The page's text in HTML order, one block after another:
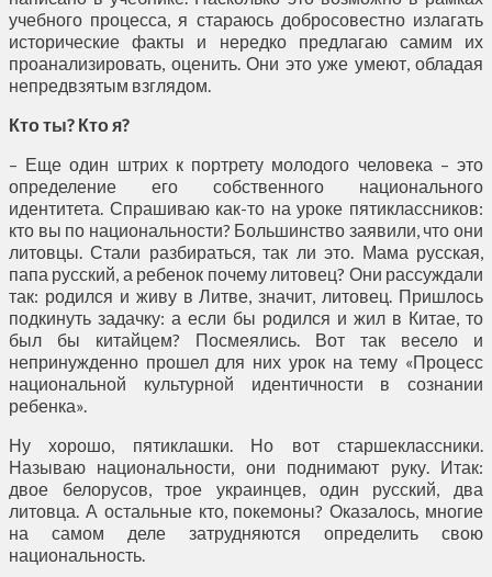
учебного процесса, я стараюсь добросовестно излагать
исторические факты и нередко предлагаю самим их
проанализировать, оценить. Они это уже умеют, обладая
непредвзятым взглядом.
Кто ты? Кто я?
– Еще один штрих к портрету молодого человека – это
определение его собственного национального
идентитета. Спрашиваю как-то на уроке пятиклассников:
кто вы по национальности? Большинство заявили, что они
литовцы. Стали разбираться, так ли это. Мама русская,
папа русский, а ребенок почему литовец? Они рассуждали
так: родился и живу в Литве, значит, литовец. Пришлось
подкинуть задачку: а если бы родился и жил в Китае, то
был бы китайцем? Посмеялись. Вот так весело и
непринужденно прошел для них урок на тему «Процесс
национальной культурной идентичности в сознании
ребенка».
Ну хорошо, пятиклашки. Но вот старшеклассники.
Называю национальности, они поднимают руку. Итак:
двое белорусов, трое украинцев, один русский, два
литовца. А остальные кто, покемоны? Оказалось, многие
на самом деле затрудняются определить свою
национальность.